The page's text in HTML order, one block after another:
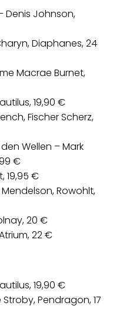
Denis Johnson,
Diaphanes, 24
Macrae Burnet,
19,90 €
Fischer Scherz,
Wellen – Mark
€
19,95 €
Rowohlt,
20 €
22 €
19,90 €
Pendragon, 17